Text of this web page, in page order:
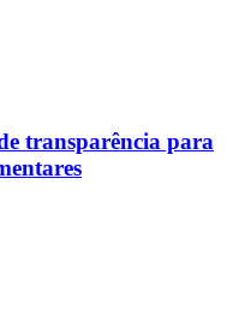
transparência para